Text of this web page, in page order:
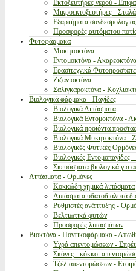
Εκτοξευτήρες νερού -
Μικροεκτοξευτήρες -
Εξαρτήματα
Προσφορές αυτόματου
Φυτοφάρμακα
Μυκητοκτόνα
Εντομοκτόνα - Ακαρεοκτόνα
Ερασιτεχνικά
Ζιζανιοκτόνα
Σαλιγκαροκτόνα -
Βιολογικά φάρμακα - Παγίδες
Βιολογικά Λιπάσματα
Βιολογικά Εντομοκτόνα -
Βιολογικά προιόντα
Βιολογικά Μυκητοκτόνα -
Βιολογικές Φυτικές
Βιολογικές Εντομοπαγίδες
Σκευάσματα βιολογικά για
Λιπάσματα - Ορμόνες
Κοκκώδη χημικά λιπάσματα
Λιπάσματα υδατοδιαλυτά
Ρυθμιστές ανάπτυξης -
Βελτιωτικά φυτών
Προσφορές λιπασμάτων
Βιοκτόνα - Ποντικοφάρμακα -
Υγρά απεντομώσεων -
Σκόνες - κόκκοι
Τζέλ απεντομώσεων -